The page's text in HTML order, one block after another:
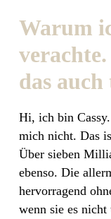
Warum
das
Hi, ich bin
mich nicht. Das
Über sieben
ebenso. Die
hervorragend
wenn sie es